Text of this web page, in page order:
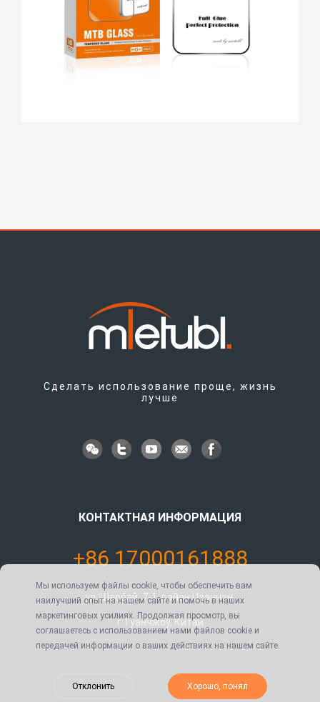
Сделать использование проще, жизнь
лучше
КОНТАКТНАЯ ИНФОРМАЦИЯ
+86 17000161888
ул. Шаобай, 7-1, район Цзэнчэн,
г. Гуанчжоу, Китай
Мы используем файлы cookie, чтобы обеспечить вам
наилучший опыт на нашем сайте и помочь в наших
маркетинговых усилиях. Продолжая просмотр, вы
соглашаетесь с использованием нами файлов cookie и
передачей информации о ваших действиях на нашем сайте.
Отклонить Хорошо, понял